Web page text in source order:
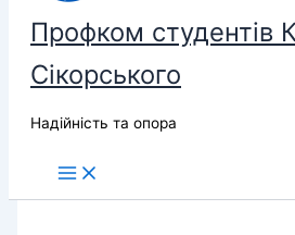
Профком студентів
Сікорського
Надійність та опора